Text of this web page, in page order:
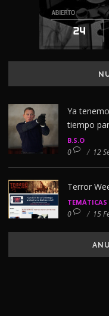
Ya
tiempo
B.S.O
0 / 12
Terror
TEMÁTICAS
0 / 15